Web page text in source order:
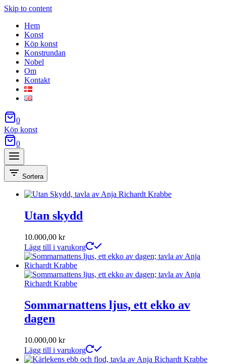
Skip to content
Hem
Konst
Köp konst
Konstrundan
Nobel
Om
Kontakt
0
Köp konst
0
Sortera
Utan skydd
10.000,00 kr
Lägg till i varukorg
Sommarnattens ljus, ett ekko av
dagen
10.000,00 kr
Lägg till i varukorg